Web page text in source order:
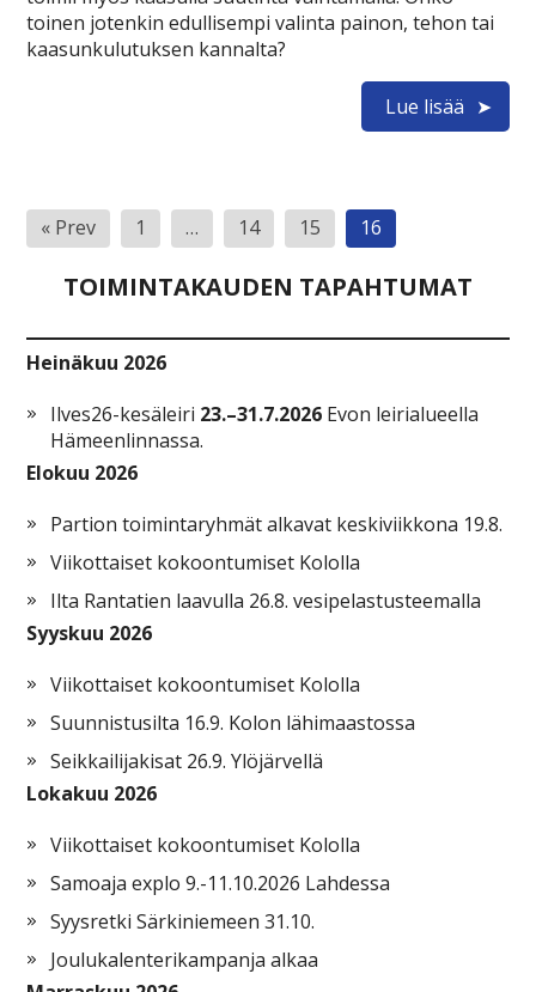
toinen jotenkin edullisempi valinta painon, tehon tai
kaasunkulutuksen kannalta?
Lue lisää
Artikkelien
sivutus
« Prev 1 … 14 15 16
TOIMINTAKAUDEN TAPAHTUMAT
Heinäkuu 2026
Ilves26-kesäleiri 23.–31.7.2026 Evon leirialueella
Hämeenlinnassa.
Elokuu 2026
Partion toimintaryhmät alkavat keskiviikkona 19.8.
Viikottaiset kokoontumiset Kololla
Ilta Rantatien laavulla 26.8. vesipelastusteemalla
Syyskuu 2026
Viikottaiset kokoontumiset Kololla
Suunnistusilta 16.9. Kolon lähimaastossa
Seikkailijakisat 26.9. Ylöjärvellä
Lokakuu 2026
Viikottaiset kokoontumiset Kololla
Samoaja explo 9.-11.10.2026 Lahdessa
Syysretki Särkiniemeen 31.10.
Joulukalenterikampanja alkaa